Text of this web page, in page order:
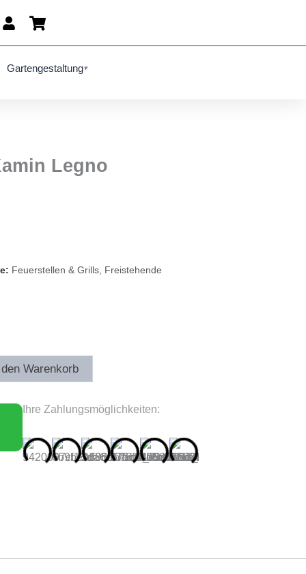
Gartengestaltung▾
Legno
Feuerstellen & Grills, Freistehende
Warenkorb
Ihre Zahlungsmöglichkeiten: